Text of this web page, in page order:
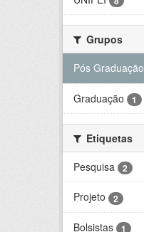
Grupos
Pós Graduação
Graduação 1
Etiquetas
Pesquisa
2
Projeto 2
Bolsistas 1